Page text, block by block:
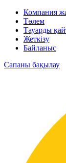
Компания
Төлем
Тауарды
Жеткізу
Байланыс
Сапаны бақылау